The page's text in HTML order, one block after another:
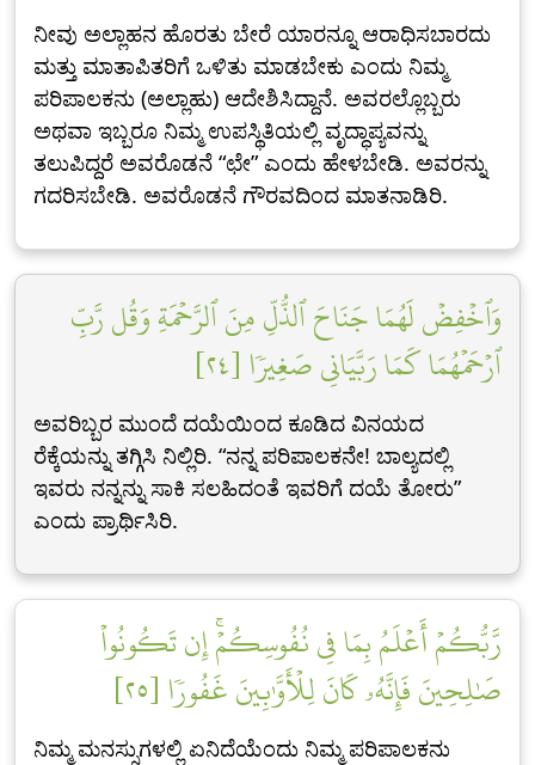
ನೀವು ಅಲ್ಲಾಹನ ಹೊರತು ಬೇರೆ ಯಾರನ್ನೂ ಆರಾಧಿಸಬಾರದು
ಮತ್ತು ಮಾತಾಪಿತರಿಗೆ ಒಳಿತು ಮಾಡಬೇಕು ಎಂದು ನಿಮ್ಮ
ಪರಿಪಾಲಕನು (ಅಲ್ಲಾಹು) ಆದೇಶಿಸಿದ್ದಾನೆ. ಅವರಲ್ಲೊಬ್ಬರು
ಅಥವಾ ಇಬ್ಬರೂ ನಿಮ್ಮ ಉಪಸ್ಥಿತಿಯಲ್ಲಿ ವೃದ್ಧಾಪ್ಯವನ್ನು
ತಲುಪಿದ್ದರೆ ಅವರೊಡನೆ “ಛೇ” ಎಂದು ಹೇಳಬೇಡಿ. ಅವರನ್ನು
ಗದರಿಸಬೇಡಿ. ಅವರೊಡನೆ ಗೌರವದಿಂದ ಮಾತನಾಡಿರಿ.
وَٱخۡفِضۡ لَهُمَا جَنَاحَ ٱلذُّلِّ مِنَ ٱلرَّحۡمَةِ وَقُل رَّبِّ
ٱرۡحَمۡهُمَا كَمَا رَبَّيَانِي صَغِيرٗا [٢٤]
ಅವರಿಬ್ಬರ ಮುಂದೆ ದಯೆಯಿಂದ ಕೂಡಿದ ವಿನಯದ
ರೆಕ್ಕೆಯನ್ನು ತಗ್ಗಿಸಿ ನಿಲ್ಲಿರಿ. “ನನ್ನ ಪರಿಪಾಲಕನೇ! ಬಾಲ್ಯದಲ್ಲಿ
ಇವರು ನನ್ನನ್ನು ಸಾಕಿ ಸಲಹಿದಂತೆ ಇವರಿಗೆ ದಯೆ ತೋರು”
ಎಂದು ಪ್ರಾರ್ಥಿಸಿರಿ.
رَّبُّكُمۡ أَعۡلَمُ بِمَا فِي نُفُوسِكُمۡۚ إِن تَكُونُواْ
صَٰلِحِينَ فَإِنَّهُۥ كَانَ لِلۡأَوَّٰبِينَ غَفُورٗا [٢٥]
ನಿಮ್ಮ ಮನಸ್ಸುಗಳಲ್ಲಿ ಏನಿದೆಯೆಂದು ನಿಮ್ಮ ಪರಿಪಾಲಕನು